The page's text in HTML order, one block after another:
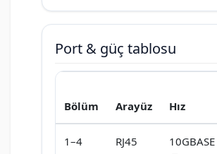
Port & güç tablosu
Bölüm Arayüz Hız
1–4 RJ45
10GBASE